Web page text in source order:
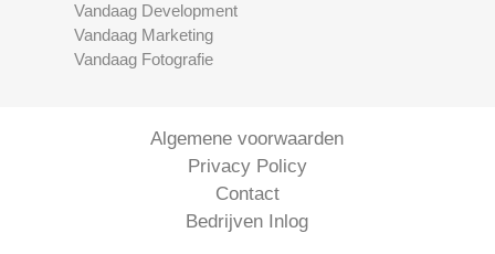
Vandaag Development
Vandaag Marketing
Vandaag Fotografie
Algemene voorwaarden
Privacy Policy
Contact
Bedrijven Inlog